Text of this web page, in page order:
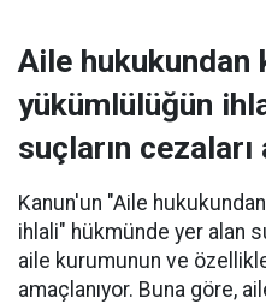
Aile hukukundan
yükümlülüğün
suçların cezaları
Kanun'un "Aile
ihlali" hükmünde yer alan
aile kurumunun ve
amaçlanıyor. Buna göre,